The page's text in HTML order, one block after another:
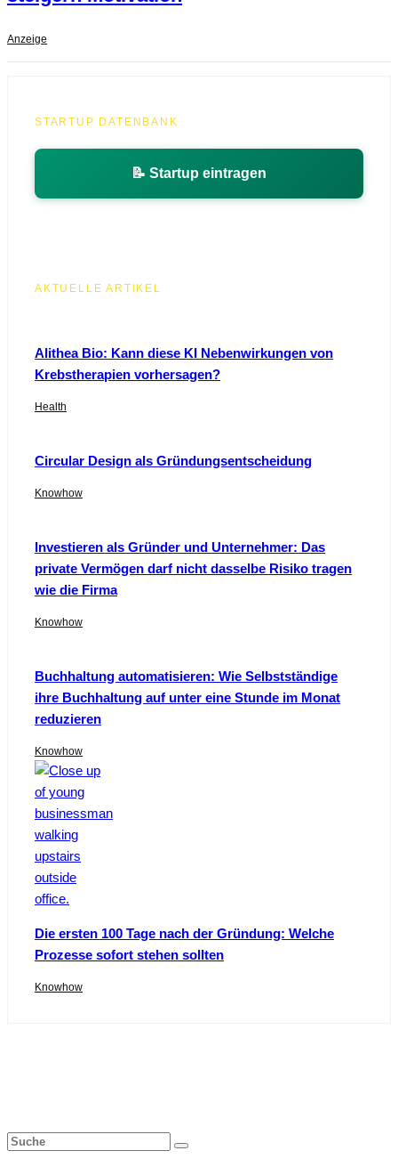
Anzeige
STARTUP DATENBANK
📝 Startup eintragen
AKTUELLE ARTIKEL
Alithea Bio: Kann diese KI Nebenwirkungen von
Krebstherapien vorhersagen?
Health
Circular Design als Gründungsentscheidung
Knowhow
Investieren als Gründer und Unternehmer: Das
private Vermögen darf nicht dasselbe Risiko tragen
wie die Firma
Knowhow
Buchhaltung automatisieren: Wie Selbstständige
ihre Buchhaltung auf unter eine Stunde im Monat
reduzieren
Knowhow
Die ersten 100 Tage nach der Gründung: Welche
Prozesse sofort stehen sollten
Knowhow